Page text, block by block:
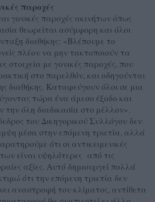
παροχές
γονικές παροχές ακινήτων όπως
θεωρείται ασύμφορη και όλοι
διαθήκης: «Βλέπουμε το
πλέον να μην τακτοποιούν τα
στοιχεία με γονικές παροχές, που
στο παρελθόν, και οδηγούνται
διαθήκης. Καταφεύγουν όλοι σε μια
τώρα ένα άμεσο έξοδο και
την όλη διαδικασία στο μέλλον».
του Δικηγορικού Συλλόγου δεν
μέσα στην επόμενη τριετία, αλλά
ότι οι αντικειμενικές
είναι υψηλότερες από τις
αξίες. Αυτό δημιουργεί πολλά
ότι την επόμενη τριετία δεν
αναστροφή του κλίματος, αντίθετα